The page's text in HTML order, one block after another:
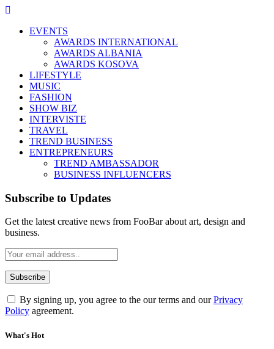
EVENTS
AWARDS INTERNATIONAL
AWARDS ALBANIA
AWARDS KOSOVA
LIFESTYLE
MUSIC
FASHION
SHOW BIZ
INTERVISTE
TRAVEL
TREND BUSINESS
ENTREPRENEURS
TREND AMBASSADOR
BUSINESS INFLUENCERS
Subscribe to Updates
Get the latest creative news from FooBar about art, design and
business.
By signing up, you agree to the our terms and ourPrivacy
Policy agreement.
What's Hot